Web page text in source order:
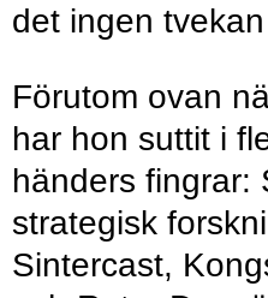
det ingen
Förutom ovan
har hon suttit i
händers fingrar:
strategisk
Sintercast,